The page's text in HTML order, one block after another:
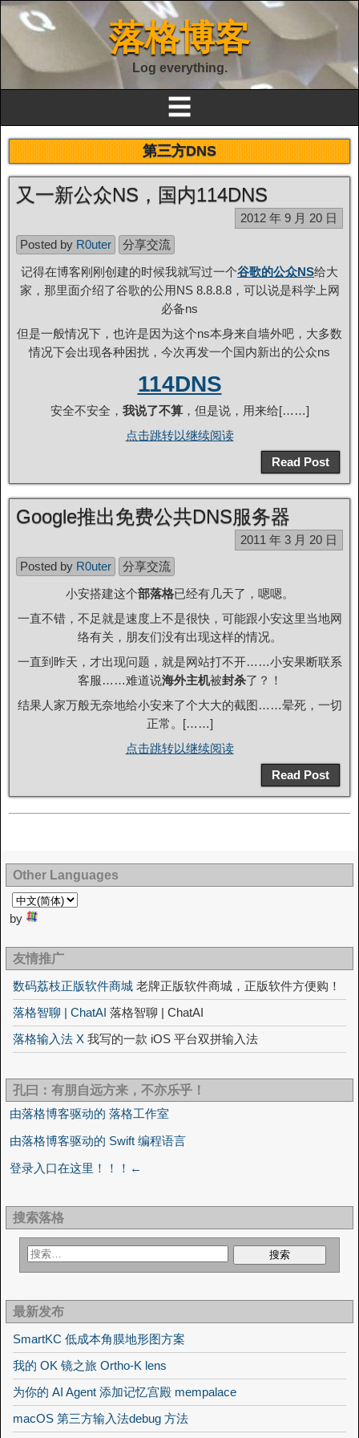
落格博客
Log everything.
☰
第三方DNS
又一新公众NS，国内114DNS
2012 年 9 月 20 日
Posted by R0uter
分享交流
记得在博客刚刚创建的时候我就写过一个谷歌的公众NS给大
家，那里面介绍了谷歌的公用NS 8.8.8.8，可以说是科学上网
必备ns
但是一般情况下，也许是因为这个ns本身来自墙外吧，大多数
情况下会出现各种困扰，今次再发一个国内新出的公众ns
114DNS
安全不安全， 我说了不算，但是说，用来给[……]
点击跳转以继续阅读
Read Post
Google推出免费公共DNS服务器
2011 年 3 月 20 日
Posted by R0uter
分享交流
小安搭建这个部落格已经有几天了，嗯嗯。
一直不错，不足就是速度上不是很快，可能跟小安这里当地网
络有关，朋友们没有出现这样的情况。
一直到昨天，才出现问题，就是网站打不开……小安果断联系
客服……难道说海外主机被封杀了？！
结果人家万般无奈地给小安来了个大大的截图……晕死，一切
正常。[……]
点击跳转以继续阅读
Read Post
Other Languages
by
友情推广
数码荔枝正版软件商城 老牌正版软件商城，正版软件方便购！
落格智聊 | ChatAI 落格智聊 | ChatAI
落格输入法 X 我写的一款 iOS 平台双拼输入法
孔曰：有朋自远方来，不亦乐乎！
由落格博客驱动的 落格工作室
由落格博客驱动的 Swift 编程语言
登录入口在这里！！！←
搜索落格
最新发布
SmartKC 低成本角膜地形图方案
我的 OK 镜之旅 Ortho-K lens
为你的 AI Agent 添加记忆宫殿 mempalace
macOS 第三方输入法debug 方法